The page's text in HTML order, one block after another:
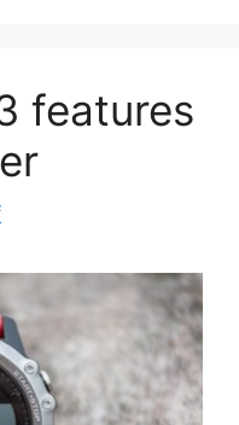
features